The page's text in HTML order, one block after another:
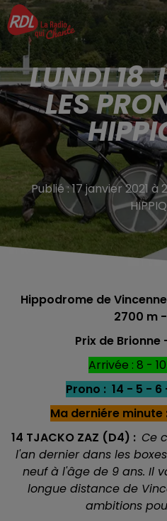
LUNDI 18
LES
Publié : 17 janvier 2021 à
Hippodrome de
2700 m
Prix de Brionne
Arrivée : 8 - 10
Prono : 14 - 5 - 6
Ma derniére minute :
14 TJACKO ZAZ (D4) : Ce
l'an dernier dans les
neuf à l'âge de 9 ans. Il
longue distance de
ambitions